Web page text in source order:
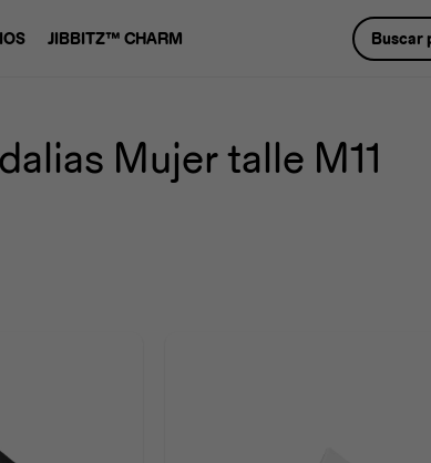
JIBBITZ™ CHARM
Mujer talle M11